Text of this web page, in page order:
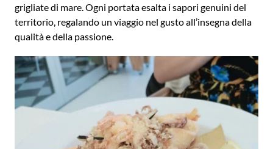
grigliate di mare. Ogni portata esalta i sapori genuini del
territorio, regalando un viaggio nel gusto all’insegna della
qualità e della passione.